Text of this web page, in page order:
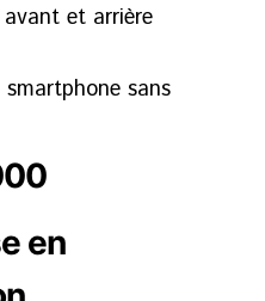
et arrière
sans
en